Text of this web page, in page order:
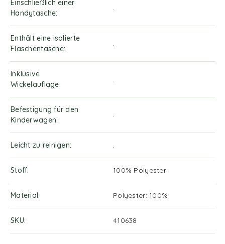
Einschließlich einer
Handytasche
.
Enthält eine isolierte
Flaschentasche
.
Inklusive
Wickelauflage
.
Befestigung für den
Kinderwagen
.
Leicht zu reinigen .
Stoff 100% Polyester
Material Polyester: 100%
SKU 410638